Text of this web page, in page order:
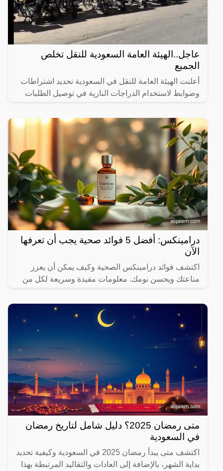
عاجل..الهيئة العامة السعودية للنقل تخلص
الجميع
أعلنت الهيئة العامة للنقل في السعودية تحديد اشتراطات
وضوابط لاستخدام الدراجات النارية في توصيل الطلبات
درامينكس: أفضل 5 فوائد صحية يجب أن تعرفها
الآن
اكتشف فوائد درامينكس الصحية وكيف يمكن أن يعزز
مناعتك ويحسن نومك. معلومات مفيدة وسريعة لكل من
متى رمضان 2025؟ دليل شامل لتاريخ رمضان
في السعودية
اكتشف متى يبدأ رمضان 2025 في السعودية وكيفية تحديد
بداية الشهر، بالإضافة إلى العادات والتقاليد المرتبطة بهذا